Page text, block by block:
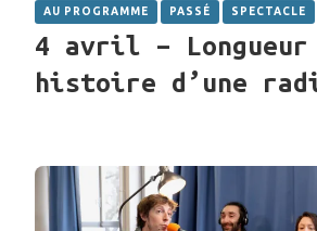
AU PROGRAMME PASSÉ SPECTACLE
4 avril – Longueur
histoire d’une